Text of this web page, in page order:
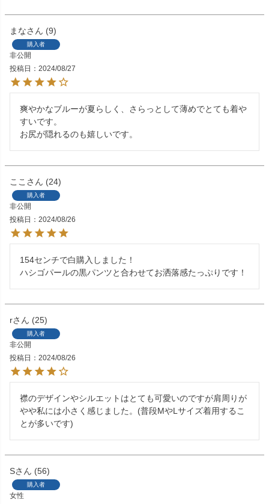
まな 9
購入者
非公開
投稿日
2024/08/27
爽やかなブルーが夏らしく、さらっとして薄めでとても着や
すいです。
お尻が隠れるのも嬉しいです。
ここ 24
購入者
非公開
投稿日
2024/08/26
154センチで白購入しました！
ハシゴパールの黒パンツと合わせてお洒落感たっぷりです！
r 25
購入者
非公開
投稿日
2024/08/26
襟のデザインやシルエットはとても可愛いのですが肩周りが
やや私には小さく感じました。(普段MやLサイズ着用するこ
とが多いです)
S 56
購入者
女性